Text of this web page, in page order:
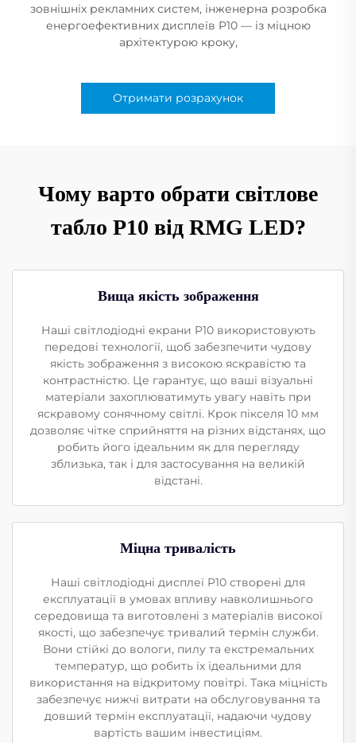
зовнішніх рекламних систем, інженерна розробка
енергоефективних дисплеїв P10 — із міцною
архітектурою кроку,
Отримати розрахунок
Чому варто обрати світлове
табло P10 від RMG LED?
Вища якість зображення
Наші світлодіодні екрани P10 використовують
передові технології, щоб забезпечити чудову
якість зображення з високою яскравістю та
контрастністю. Це гарантує, що ваші візуальні
матеріали захоплюватимуть увагу навіть при
яскравому сонячному світлі. Крок пікселя 10 мм
дозволяє чітке сприйняття на різних відстанях, що
робить його ідеальним як для перегляду
зблизька, так і для застосування на великій
відстані.
Міцна тривалість
Наші світлодіодні дисплеї P10 створені для
експлуатації в умовах впливу навколишнього
середовища та виготовлені з матеріалів високої
якості, що забезпечує тривалий термін служби.
Вони стійкі до вологи, пилу та екстремальних
температур, що робить їх ідеальними для
використання на відкритому повітрі. Така міцність
забезпечує нижчі витрати на обслуговування та
довший термін експлуатації, надаючи чудову
вартість вашим інвестиціям.